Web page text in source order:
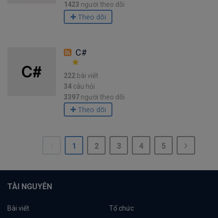
1423 người theo dõi
Theo dõi
C#
222 bài viết
34 câu hỏi
3397 người theo dõi
Theo dõi
1 2 3 4 5
TÀI NGUYÊN
Bài viết Tổ chức